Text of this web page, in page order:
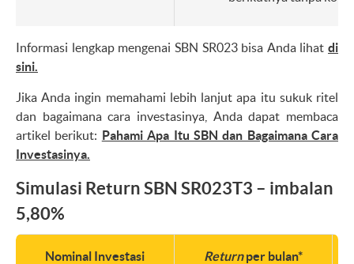
Informasi lengkap mengenai SBN SR023 bisa Anda lihat di
sini.
Jika Anda ingin memahami lebih lanjut apa itu sukuk ritel
dan bagaimana cara investasinya, Anda dapat membaca
artikel berikut: Pahami Apa Itu SBN dan Bagaimana Cara
Investasinya.
Simulasi Return SBN SR023T3 – imbalan
5,80%
Nominal Investasi Returnper bulan*